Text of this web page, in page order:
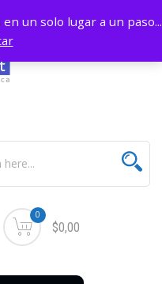
0
$0,00
un solo lugar a un paso...